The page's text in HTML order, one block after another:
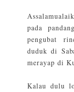
pada
pengubat
duduk di
merayap di
Kalau dulu